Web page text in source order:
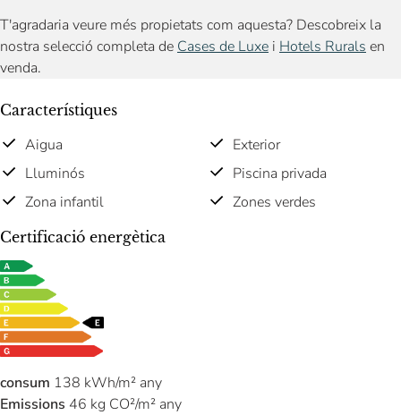
T'agradaria veure més propietats com aquesta? Descobreix la
nostra selecció completa de Cases de Luxe i Hotels Rurals en
venda.
Característiques
Aigua
Exterior
Lluminós
Piscina privada
Zona infantil
Zones verdes
Certificació energètica
consum 138 kWh/m² any
Emissions 46 kg CO²/m² any